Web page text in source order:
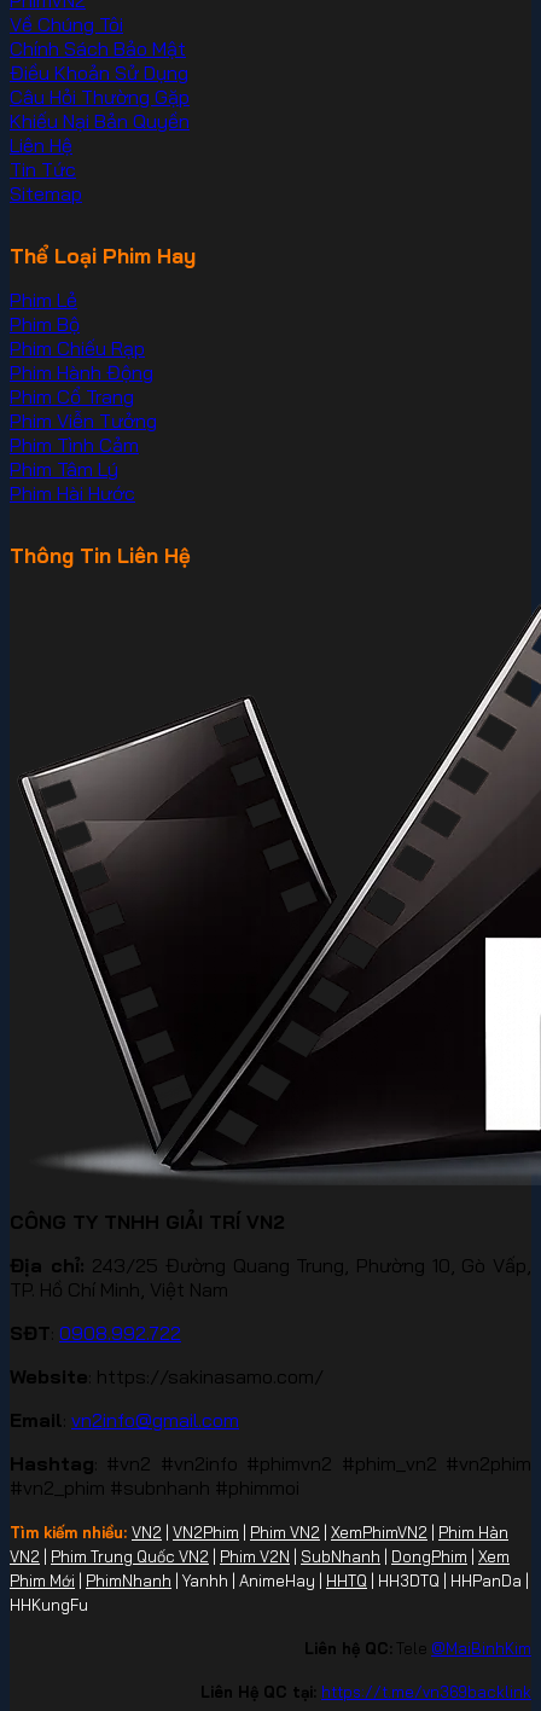
Về Chúng Tôi
Chính Sách Bảo Mật
Điều Khoản Sử Dụng
Câu Hỏi Thường Gặp
Khiếu Nại Bản Quyền
Liên Hệ
Tin Tức
Sitemap
Thể Loại Phim Hay
Phim Lẻ
Phim Bộ
Phim Chiếu Rạp
Phim Hành Động
Phim Cổ Trang
Phim Viễn Tưởng
Phim Tình Cảm
Phim Tâm Lý
Phim Hài Hước
Thông Tin Liên Hệ
CÔNG TY TNHH GIẢI TRÍ VN2
Địa chỉ: 243/25 Đường Quang Trung, Phường 10, Gò Vấp,
TP. Hồ Chí Minh, Việt Nam
SĐT 0908.992.722
Website : https://sakinasamo.com/
Email vn2info@gmail.com
Hashtag : #vn2 #vn2info #phimvn2 #phim_vn2 #vn2phim
#vn2_phim #subnhanh #phimmoi
Tìm kiếm nhiều: VN2 VN2Phim Phim VN2 XemPhimVN2
Phim Hàn
VN2
Phim Trung Quốc VN2 Phim V2N SubNhanh DongPhim
Xem
Phim Mới
PhimNhanh | Yanhh | AnimeHay | HHTQ | HH3DTQ | HHPanDa |
HHKungFu
Liên hệ QC: Tele @MaiBinhKim
Liên Hệ QC tại: https://t.me/vn369backlink